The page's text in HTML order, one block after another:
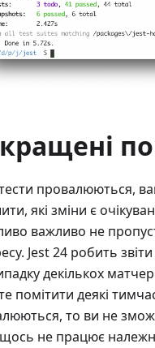
провалюються,
які зміни є
важливо не
Jest 24 робить
декількох
помітити деякі
то ви не
не працює